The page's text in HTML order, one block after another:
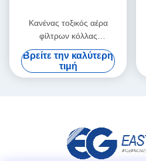
Κανένας τοξικός αέρα
φίλτρων κόλλας
συγκολλητικός 25kg της EVA
καυτός άσπρος κίτρινος
λειωμένων μετάλλων
Βρείτε την καλύτερη
τιμή